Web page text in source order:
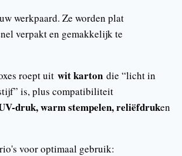
werkpaard. Ze worden plat
verpakt en gemakkelijk te
roept uit wit karton die “licht in
is, plus compatibiliteit
druk, warm stempelen, reliëfdruken
voor optimaal gebruik: